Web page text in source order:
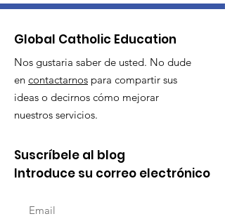
Global Catholic Education
Nos gustaria saber de usted. No dude
en contactarnos para compartir sus
ideas o decirnos cómo mejorar
nuestros servicios.
Suscríbele al blog
Introduce su correo electrónico